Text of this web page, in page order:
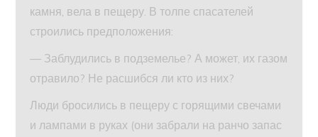
камня, вела в пещеру. В толпе спасателей
строились предположения:
— Заблудились в подземелье? А может, их газом
отравило? Не расшибся ли кто из них?
Люди бросились в пещеру с горящими свечами
и лампами в руках (они забрали на ранчо запас